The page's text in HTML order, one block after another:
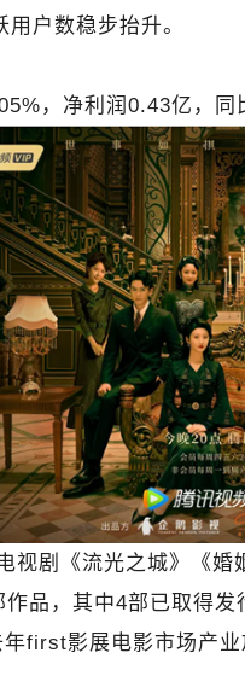
户数稳步抬升。
，净利润0.43亿，同
视剧《流光之城》《
品，其中4部已取得
first影展电影市场产